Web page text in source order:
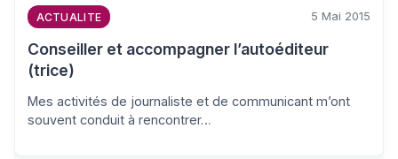
ACTUALITE 5 Mai 2015
Conseiller et accompagner l’autoéditeur
(trice)
Mes activités de journaliste et de communicant m’ont
souvent conduit à rencontrer…